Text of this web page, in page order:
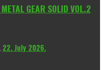
GEAR SOLID VOL.2
22. July 2026.